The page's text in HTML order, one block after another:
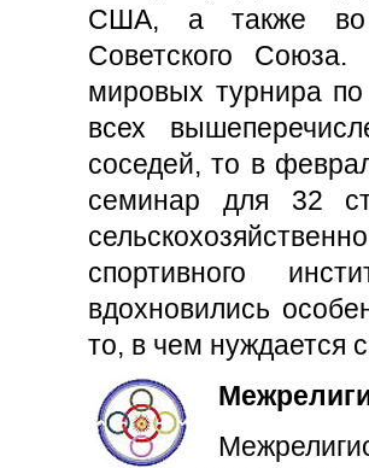
США, а также во
Советского
мировых турнира
всех
соседей, то в
семинар для 32
спортивного
вдохновились
то, в чем нуждается